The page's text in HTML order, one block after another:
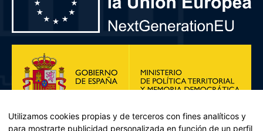
Utilizamos cookies propias y de terceros con fines analíticos y
para mostrarte publicidad personalizada en función de un perfil